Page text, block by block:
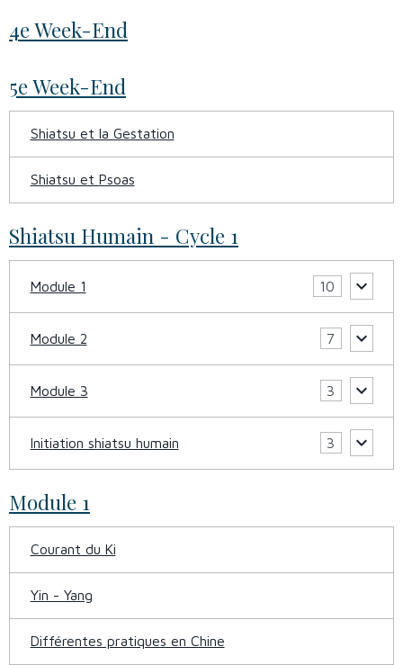
4e Week-End
5e Week-End
Shiatsu et la Gestation
Shiatsu et Psoas
Shiatsu Humain - Cycle 1
Module 1 10
Module 2 7
Module 3 3
Initiation shiatsu humain 3
Module 1
Courant du Ki
Yin - Yang
Différentes pratiques en Chine